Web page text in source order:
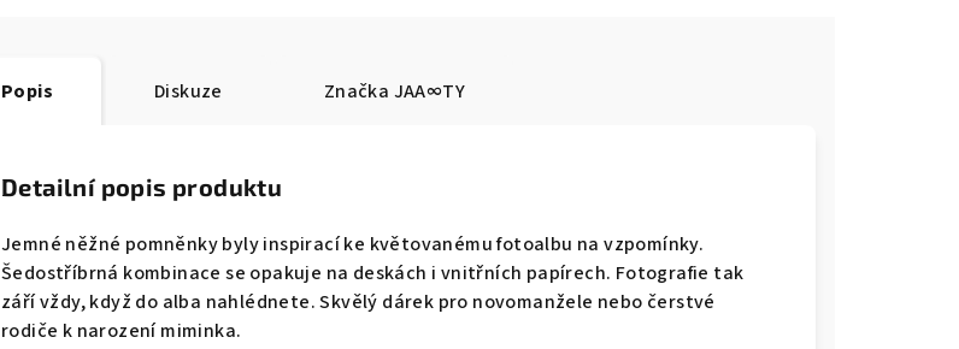
Popis Diskuze Značka JAA∞TY
Detailní popis produktu
Jemné něžné pomněnky byly inspirací ke květovanému fotoalbu na vzpomínky.
Šedostříbrná kombinace se opakuje na deskách i vnitřních papírech. Fotografie tak
září vždy, když do alba nahlédnete. Skvělý dárek pro novomanžele nebo čerstvé
rodiče k narození miminka.